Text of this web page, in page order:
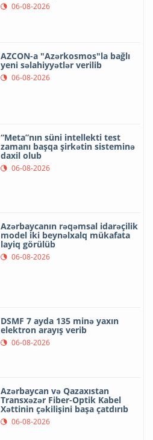
06-08-2026
AZCON-a "Azərkosmos"la bağlı
yeni səlahiyyətlər verilib
06-08-2026
“Meta”nın süni intellekti test
zamanı başqa şirkətin sisteminə
daxil olub
06-08-2026
Azərbaycanın rəqəmsal idarəçilik
model iki beynəlxalq mükafata
layiq görülüb
06-08-2026
DSMF 7 ayda 135 minə yaxın
elektron arayış verib
06-08-2026
Azərbaycan və Qazaxıstan
Transxəzər Fiber-Optik Kabel
Xəttinin çəkilişini başa çatdırıb
06-08-2026